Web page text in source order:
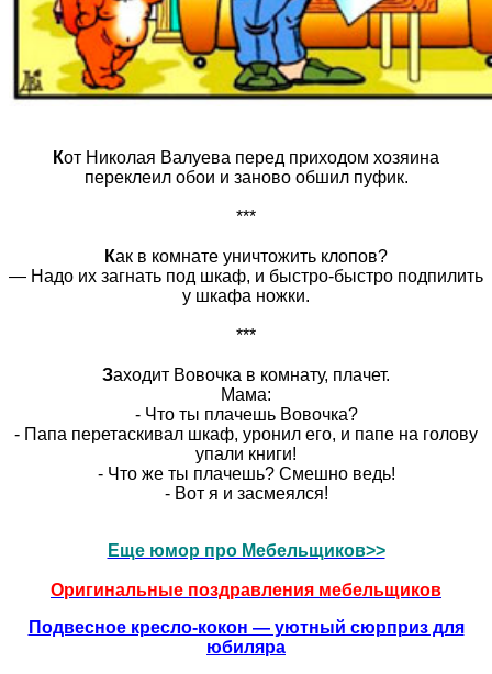
Кот Николая Валуева перед приходом хозяина
переклеил обои и заново обшил пуфик.
***
Как в комнате уничтожить клопов?
— Надо их загнать под шкаф, и быстро-быстро подпилить
у шкафа ножки.
***
Заходит Вовочка в комнату, плачет.
Мама:
- Что ты плачешь Вовочка?
- Папа перетаскивал шкаф, уронил его, и папе на голову
упали книги!
- Что же ты плачешь? Смешно ведь!
- Вот я и засмеялся!
Еще юмор про Мебельщиков>>
Оригинальные поздравления мебельщиков
Подвесное кресло‑кокон — уютный сюрприз для
юбиляра